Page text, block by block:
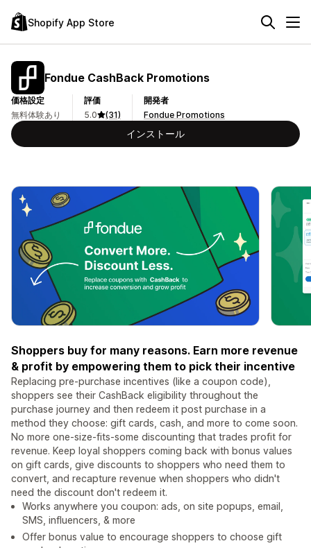
Shopify App Store
Fondue CashBack Promotions
価格設定
無料体験あり
評価
5.0
(31)
開発者
Fondue Promotions
インストール
Shoppers buy for many reasons. Earn more revenue
& profit by empowering them to pick their incentive
Replacing pre-purchase incentives (like a coupon code),
shoppers see their CashBack eligibility throughout the
purchase journey and then redeem it post purchase in a
method they choose: gift cards, cash, and more to come soon.
No more one-size-fits-some discounting that trades profit for
revenue. Keep loyal shoppers coming back with bonus values
on gift cards, give discounts to shoppers who need them to
convert, and recapture revenue when shoppers who didn't
need the discount don't redeem it.
Works anywhere you coupon: ads, on site popups, email,
SMS, influencers, & more
Offer bonus value to encourage shoppers to choose gift